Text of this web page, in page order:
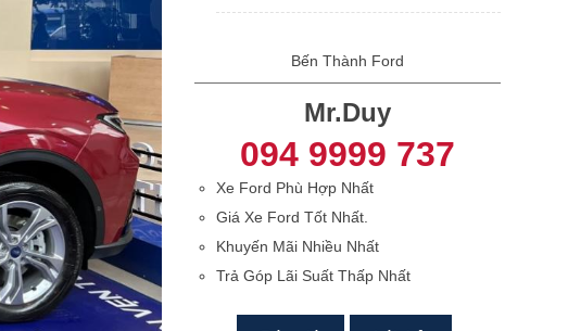
Bến Thành Ford
Mr.Duy
094 9999 737
Xe Ford Phù Hợp Nhất
Giá Xe Ford Tốt Nhất.
Khuyến Mãi Nhiều Nhất
Trả Góp Lãi Suất Thấp Nhất